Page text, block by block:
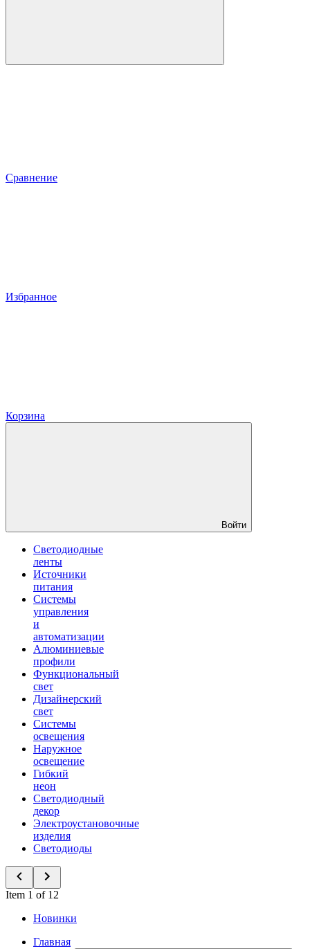
Сравнение
Избранное
Корзина
Войти
Светодиодные
ленты
Источники
питания
Системы
управления
и
автоматизации
Алюминиевые
профили
Функциональный
свет
Дизайнерский
свет
Системы
освещения
Наружное
освещение
Гибкий
неон
Светодиодный
декор
Электроустановочные
изделия
Светодиоды
Item 1 of 12
Новинки
Главная